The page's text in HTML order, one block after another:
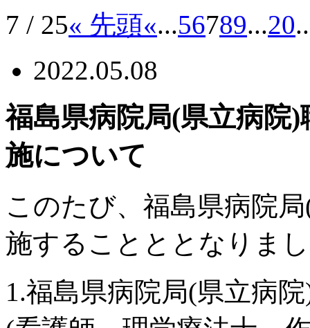
7 / 25« 先頭«...56789...20
2022.05.08
福島県病院局(県立病院
施について
このたび、福島県病院
施することととなりま
1.福島県病院局(県立病